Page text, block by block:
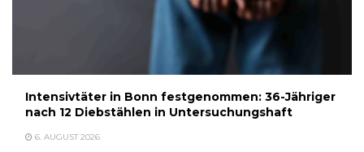
Intensivtäter in Bonn festgenommen: 36-Jähriger
nach 12 Diebstählen in Untersuchungshaft
6. AUGUST 2026